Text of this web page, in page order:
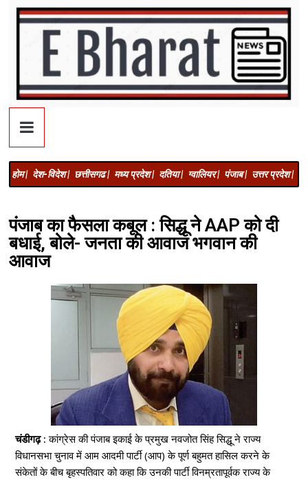
होम | देश-विदेश | छत्तीसगढ | मध्य प्रदेश | दतिया | ग्वालियर | पंजाब | उत्तर प्रदेश |
पंजाब का फैसला कबूल : सिद्धू ने AAP को दी
बधाई, बोले- जनता की आवाज भगवान की
आवाज
चंडीगढ़ : कांग्रेस की पंजाब इकाई के प्रमुख नवजोत सिंह सिद्धू ने राज्य
विधानसभा चुनाव में आम आदमी पार्टी (आप) के पूर्ण बहुमत हासिल करने के
संकेतों के बीच बृहस्पतिवार को कहा कि उनकी पार्टी विनम्रतापूर्वक राज्य के